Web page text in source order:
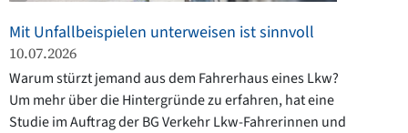
Mit Unfallbeispielen unterweisen ist sinnvoll
10.07.2026
Warum stürzt jemand aus dem Fahrerhaus eines Lkw?
Um mehr über die Hintergründe zu erfahren, hat eine
Studie im Auftrag der BG Verkehr Lkw-Fahrerinnen und